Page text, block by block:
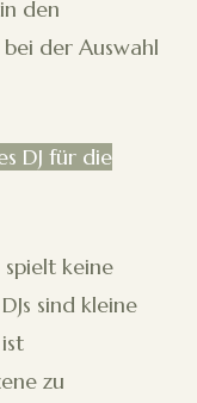
den
der Auswahl
DJ für die
spielt keine
sind kleine
zu